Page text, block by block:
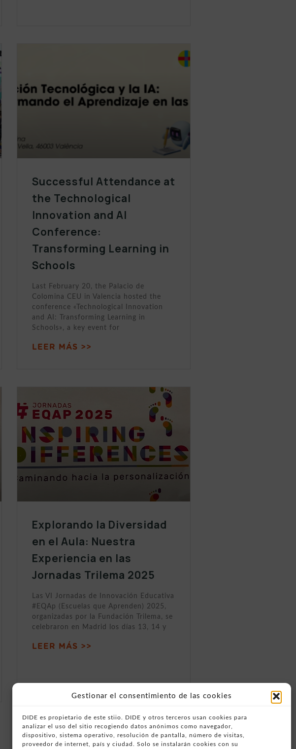
Gestionar el consentimiento de las cookies
DIDE es propietario de este stiio. DIDE y otros terceros usan cookies para
analizar el uso del sitio recogiendo datos anónimos como navegador,
dispositivo, sistema operativo, resolución de pantalla, número de visitas,
proveedor de internet, país y ciudad. Solo se instalarán cookies con su
Successful Attendance at
the Technological
Innovation and AI
Conference:
Transforming Learning in
Schools
Last February 20, the Palacio de
Colomina CEU in Valencia hosted the
conference «Technological Innovation
and AI: Transforming Learning in
Schools», a key event for
LEER MÁS >>
Explorando la Diversidad
en el Aula: Nuestra
Experiencia en las
Jornadas Trilema 2025
Las VI Jornadas de Innovación Educativa
#EQAp (Escuelas que Aprenden) 2025,
organizadas por la Fundación Trilema, se
celebraron en Madrid los días 13, 14 y
LEER MÁS >>